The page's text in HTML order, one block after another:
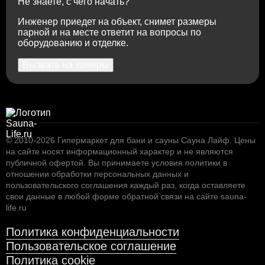
70.498
Курна мраморная КМ20
12.285
MUSLUGU № 7, золотой
Инженер приедет на объект, снимет размеры
парной и на месте ответит на вопросы по
оборудованию и отделке.
© 2010-2026 Гипермаркет для бани и сауны Сауна Лайф
Цены
на сайте носят информационный характер и не являются
публичной офертой. Вы принимаете условия политики в
отношении обработки персональных данных и
пользовательского соглашения каждый раз, когда оставляете
свои данные в любой форме обратной связи на сайте sauna-
life.ru
Политика конфиденциальности
Пользовательское соглашение
Политика cookie